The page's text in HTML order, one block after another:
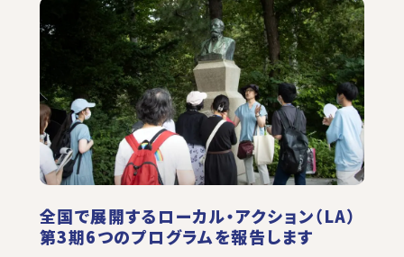
全国で展開するローカル・アクション（LA）
第3期6つのプログラムを報告します